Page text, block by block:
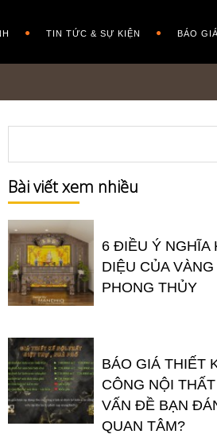
TIN TỨC & SỰ KIỆN BÁO GIÁ
Bài viết xem nhiều
6 ĐIỀU Ý NGHĨA
DIỆU CỦA
PHONG THỦY
BÁO GIÁ THIẾT
CÔNG NỘI
VẤN ĐỀ BẠN
QUAN TÂM?